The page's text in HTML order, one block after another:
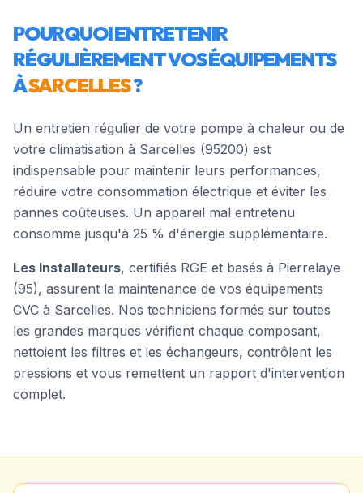
POURQUOI ENTRETENIR
RÉGULIÈREMENT VOS ÉQUIPEMENTS
ÀSARCELLES?
Un entretien régulier de votre pompe à chaleur ou de
votre climatisation à Sarcelles (95200) est
indispensable pour maintenir leurs performances,
réduire votre consommation électrique et éviter les
pannes coûteuses. Un appareil mal entretenu
consomme jusqu'à 25 % d'énergie supplémentaire.
Les Installateurs, certifiés RGE et basés à Pierrelaye
(95), assurent la maintenance de vos équipements
CVC à Sarcelles. Nos techniciens formés sur toutes
les grandes marques vérifient chaque composant,
nettoient les filtres et les échangeurs, contrôlent les
pressions et vous remettent un rapport d'intervention
complet.